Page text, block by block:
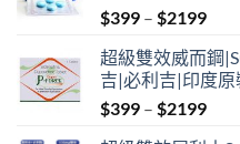
$399 – $2199Price
超級雙效威而鋼
吉|必利吉|印度
$399 – $2199Price